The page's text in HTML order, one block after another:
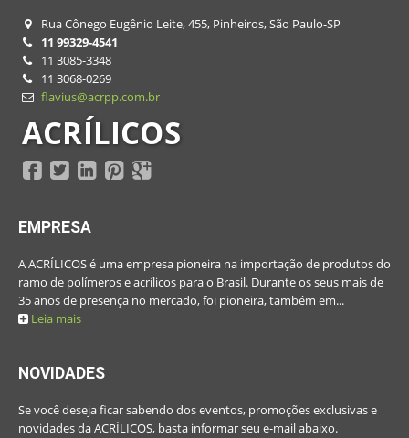
Rua Cônego Eugênio Leite, 455, Pinheiros, São Paulo-SP
11 99329-4541
11 3085-3348
11 3068-0269
flavius@acrpp.com.br
ACRÍLICOS
EMPRESA
A ACRÍLICOS é uma empresa pioneira na importação de produtos do
ramo de polímeros e acrílicos para o Brasil. Durante os seus mais de
35 anos de presença no mercado, foi pioneira, também em...
Leia mais
NOVIDADES
Se você deseja ficar sabendo dos eventos, promoções exclusivas e
novidades da ACRÍLICOS, basta informar seu e-mail abaixo.